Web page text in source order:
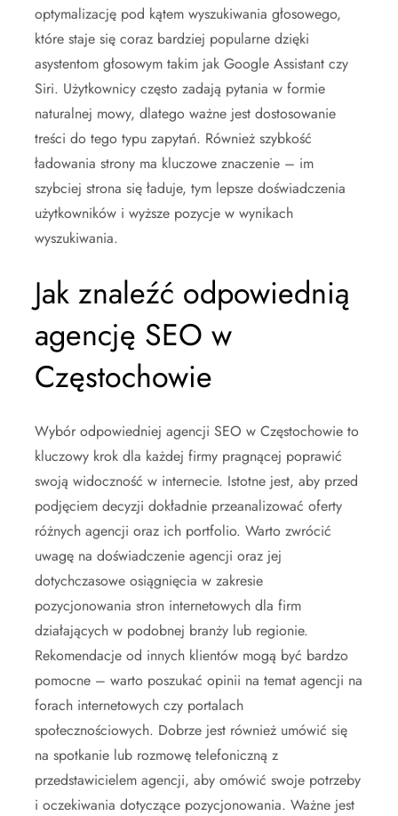
optymalizację pod kątem wyszukiwania głosowego,
które staje się coraz bardziej popularne dzięki
asystentom głosowym takim jak Google Assistant czy
Siri. Użytkownicy często zadają pytania w formie
naturalnej mowy, dlatego ważne jest dostosowanie
treści do tego typu zapytań. Również szybkość
ładowania strony ma kluczowe znaczenie – im
szybciej strona się ładuje, tym lepsze doświadczenia
użytkowników i wyższe pozycje w wynikach
wyszukiwania.
Jak znaleźć odpowiednią
agencję SEO w
Częstochowie
Wybór odpowiedniej agencji SEO w Częstochowie to
kluczowy krok dla każdej firmy pragnącej poprawić
swoją widoczność w internecie. Istotne jest, aby przed
podjęciem decyzji dokładnie przeanalizować oferty
różnych agencji oraz ich portfolio. Warto zwrócić
uwagę na doświadczenie agencji oraz jej
dotychczasowe osiągnięcia w zakresie
pozycjonowania stron internetowych dla firm
działających w podobnej branży lub regionie.
Rekomendacje od innych klientów mogą być bardzo
pomocne – warto poszukać opinii na temat agencji na
forach internetowych czy portalach
społecznościowych. Dobrze jest również umówić się
na spotkanie lub rozmowę telefoniczną z
przedstawicielem agencji, aby omówić swoje potrzeby
i oczekiwania dotyczące pozycjonowania. Ważne jest